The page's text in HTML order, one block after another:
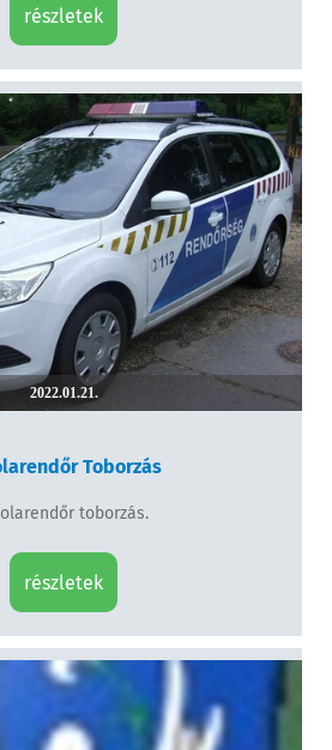
részletek
2022.01.21.
Toborzás
toborzás.
részletek